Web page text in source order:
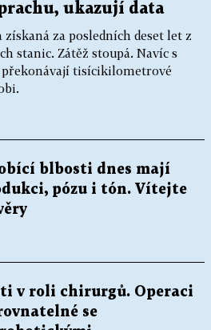
ukazují data
za posledních deset let z
stanic. Zátěž stoupá. Navíc s
tisícikilometrové
blbosti dnes mají
pózu i tón. Vítejte
v roli chirurgů. Operaci
se